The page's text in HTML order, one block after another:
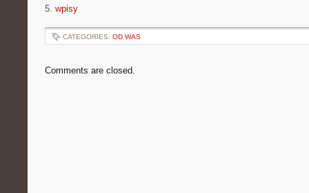
5. wpisy
CATEGORIES: OD WAS
Comments are closed.